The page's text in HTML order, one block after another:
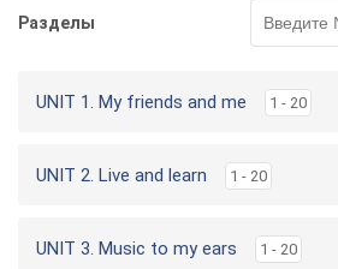
Разделы
UNIT 1. My friends and me 1 - 20
UNIT 2. Live and learn 1 - 20
UNIT 3. Music to my ears 1 - 20